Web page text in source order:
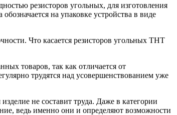
резисторов угольных, для изготовления
на упаковке устройства в виде
Что касается резисторов угольных ТНТ
товаров, так как отличается от
трудятся над усовершенствованием уже
не составит труда. Даже в категории
ведь именно они и определяют возможности